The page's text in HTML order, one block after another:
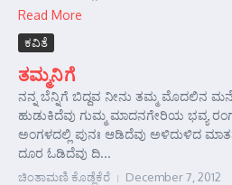
Read More
ಕವಿತೆ
ತಮ್ಮನಿಗೆ
ನನ್ನ ಬೆನ್ನಿಗೆ ಬಿದ್ದವ ನೀನು ತಮ್ಮ ಮೊದಲಿನ
ಹುಡುಕಿದೆವು ಗುಮ್ಮ ಮಾದನಗೇರಿಯ ಭವ್ಯ
ಅಂಗಳದಲ್ಲಿ ಪುನಃ ಆಡಿದೆವು ಅಳಿದುಳಿದ
ದೂರ ಓಡಿದೆವು ದಿ...
ಚಿಂತಾಮಣಿ ಕೊಡ್ಲೆಕೆರೆ December 7, 2012